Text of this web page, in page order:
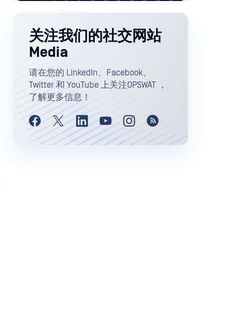
关注我们的社交网站
Media
请在您的 LinkedIn、Facebook、
Twitter 和 YouTube 上关注OPSWAT ，
了解更多信息！